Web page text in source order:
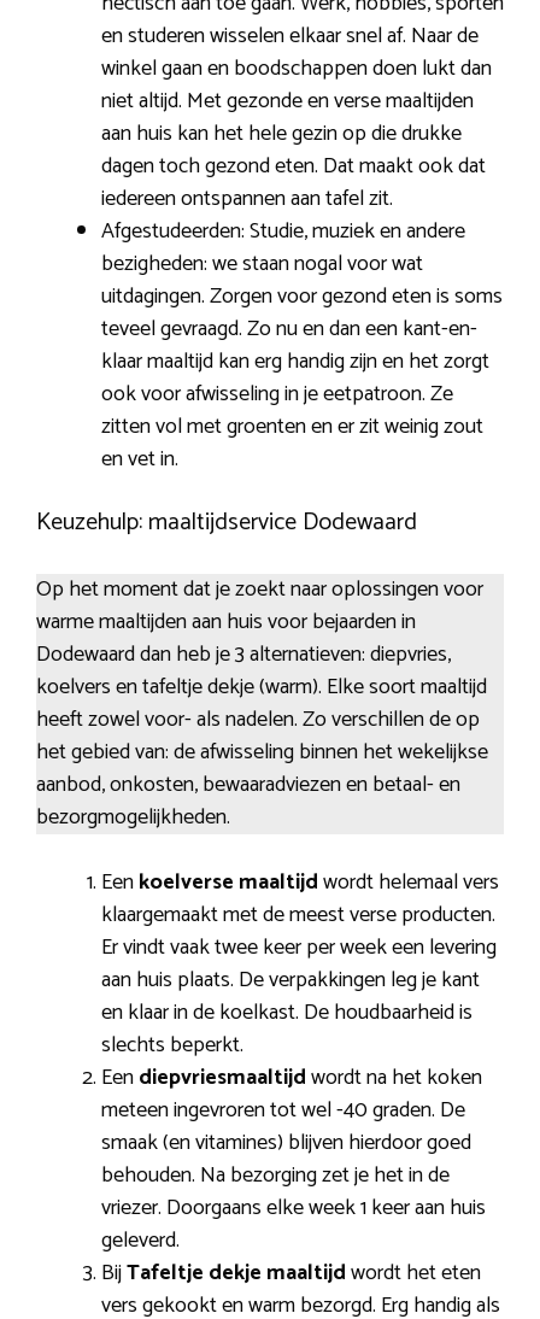
en studeren wisselen elkaar snel af. Naar de
winkel gaan en boodschappen doen lukt dan
niet altijd. Met gezonde en verse maaltijden
aan huis kan het hele gezin op die drukke
dagen toch gezond eten. Dat maakt ook dat
iedereen ontspannen aan tafel zit.
Afgestudeerden: Studie, muziek en andere
bezigheden: we staan nogal voor wat
uitdagingen. Zorgen voor gezond eten is soms
teveel gevraagd. Zo nu en dan een kant-en-
klaar maaltijd kan erg handig zijn en het zorgt
ook voor afwisseling in je eetpatroon. Ze
zitten vol met groenten en er zit weinig zout
en vet in.
Keuzehulp: maaltijdservice Dodewaard
Op het moment dat je zoekt naar oplossingen voor
warme maaltijden aan huis voor bejaarden in
Dodewaard dan heb je 3 alternatieven: diepvries,
koelvers en tafeltje dekje (warm). Elke soort maaltijd
heeft zowel voor- als nadelen. Zo verschillen de op
het gebied van: de afwisseling binnen het wekelijkse
aanbod, onkosten, bewaaradviezen en betaal- en
bezorgmogelijkheden.
Eenkoelverse maaltijdwordt helemaal vers
klaargemaakt met de meest verse producten.
Er vindt vaak twee keer per week een levering
aan huis plaats. De verpakkingen leg je kant
en klaar in de koelkast. De houdbaarheid is
slechts beperkt.
Eendiepvriesmaaltijdwordt na het koken
meteen ingevroren tot wel -40 graden. De
smaak (en vitamines) blijven hierdoor goed
behouden. Na bezorging zet je het in de
vriezer. Doorgaans elke week 1 keer aan huis
geleverd.
BijTafeltje dekje maaltijdwordt het eten
vers gekookt en warm bezorgd. Erg handig als